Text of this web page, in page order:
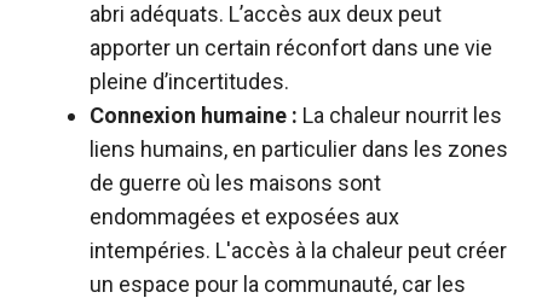
abri adéquats. L’accès aux deux peut
apporter un certain réconfort dans une vie
pleine d’incertitudes.
Connexion humaine : La chaleur nourrit les
liens humains, en particulier dans les zones
de guerre où les maisons sont
endommagées et exposées aux
intempéries. L'accès à la chaleur peut créer
un espace pour la communauté, car les